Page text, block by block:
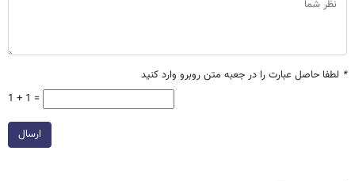
* لطفا حاصل عبارت را در جعبه متن روبرو وارد کنید
1 + 1 =
ارسال